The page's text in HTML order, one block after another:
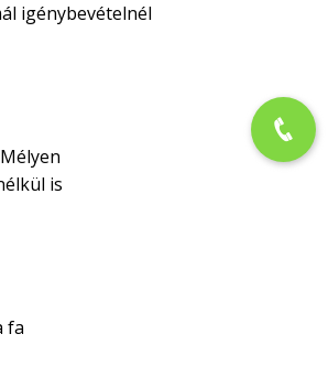
igénybevételnél
is
fa